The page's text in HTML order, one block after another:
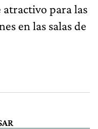
para las
en las salas de